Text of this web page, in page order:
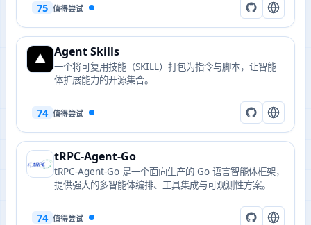
75 值得尝试
Agent Skills
一个将可复用技能（SKILL）打包为指令与脚本，让智能
体扩展能力的开源集合。
74 值得尝试
tRPC-Agent-Go
tRPC-Agent-Go 是一个面向生产的 Go 语言智能体框架，
提供强大的多智能体编排、工具集成与可观测性方案。
74 值得尝试